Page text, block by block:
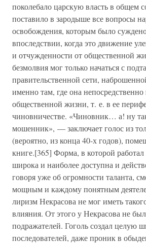
поколебало царскую власть в общем
поставило в зародыше все вопросы
освобождения, которым было суждено
впоследствии, когда это движение
и отчужденности от общественной
безмолвия мог только начаться с
правительственной сети,
именно там, где она непосредственно
общественной жизни, т. е. в ее
чиновничестве. «Чиновник… а! ну
мошенник», — заключает голос из
(вероятно, из конца 40-х годов),
книге.[365] Форма, в которой работал
широка и наиболее доступна и
говоря уже об огромности таланта,
мощным и каждому понятным
лиризм Некрасова не мог иметь
влияния. От этого у Некрасова не
подражателей. Гоголь создал целую
последователей, даже проник в